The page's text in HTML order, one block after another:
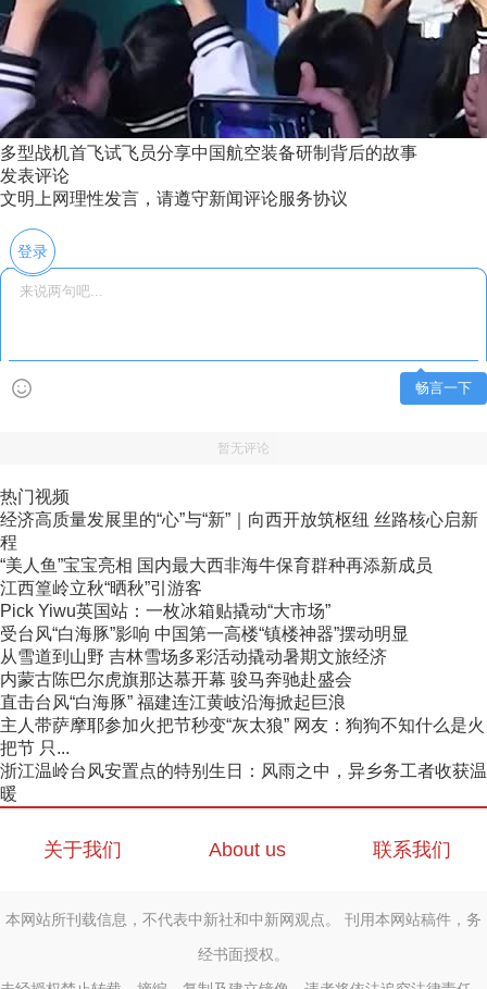
多型战机首飞试飞员分享中国航空装备研制背后的故事
发表评论
文明上网理性发言，请遵守新闻评论服务协议
登录
畅言一下
暂无评论
热门视频
经济高质量发展里的“心”与“新”｜向西开放筑枢纽 丝路核心启新
程
“美人鱼”宝宝亮相 国内最大西非海牛保育群种再添新成员
江西篁岭立秋“晒秋”引游客
Pick Yiwu英国站：一枚冰箱贴撬动“大市场”
受台风“白海豚”影响 中国第一高楼“镇楼神器”摆动明显
从雪道到山野 吉林雪场多彩活动撬动暑期文旅经济
内蒙古陈巴尔虎旗那达慕开幕 骏马奔驰赴盛会
直击台风“白海豚” 福建连江黄岐沿海掀起巨浪
主人带萨摩耶参加火把节秒变“灰太狼” 网友：狗狗不知什么是火
把节 只...
浙江温岭台风安置点的特别生日：风雨之中，异乡务工者收获温
暖
关于我们 About us 联系我们
本网站所刊载信息，不代表中新社和中新网观点。 刊用本网站稿件，务
经书面授权。